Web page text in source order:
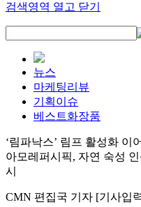
검색영역 열고 닫기
뉴스
마케팅리뷰
기획이슈
베스트화장품
‘림파낙스’ 림프 활성화 이
아모레퍼시픽, 자연 숙성
시
CMN 편집국 기자 [기사입